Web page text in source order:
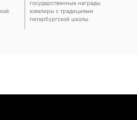
государственные награды,
ювелиры с традициями
петербургской школы.